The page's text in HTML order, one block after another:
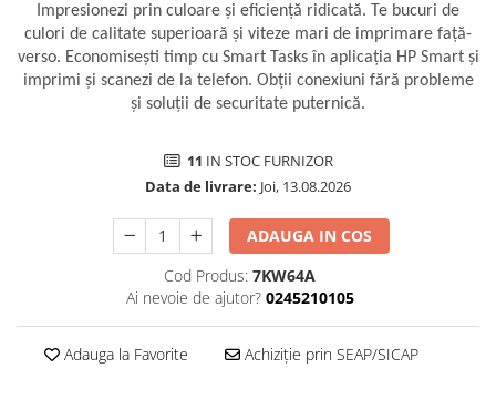
Tonere compatibile
Cartuse compatibile
Drum unit compatibile
Accesorii imprimante 3D
Filament imprimanta 3D
Laptopuri / notebookuri
Ultrabookuri
Impresionezi prin culoare şi eficienţă ridicată. Te bucuri de
culori de calitate superioară şi viteze mari de imprimare faţă-
verso. Economiseşti timp cu Smart Tasks în aplicaţia HP Smart şi
imprimi şi scanezi de la telefon. Obţii conexiuni fără probleme
şi soluţii de securitate puternică.
11 IN STOC FURNIZOR
Data de livrare: Joi, 13.08.2026
ADAUGA IN COS
Cod Produs: 7KW64A
Ai nevoie de ajutor? 0245210105
Adauga la Favorite Achiziție prin SEAP/SICAP